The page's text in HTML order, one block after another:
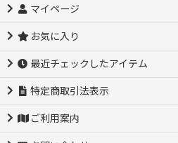
マイページ
お気に入り
最近チェックしたアイテム
特定商取引法表示
ご利用案内